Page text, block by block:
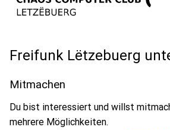
Freifunk Lëtzebuerg
Mitmachen
Du bist interessiert und willst
mehrere Möglichkeiten.